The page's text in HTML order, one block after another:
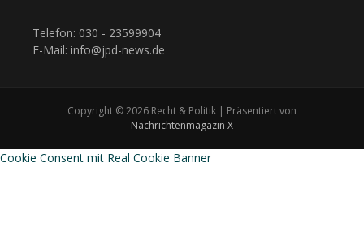
Telefon: 030 - 23599904
E-Mail: info@jpd-news.de
Copyright © 2026 Recht & Politik | Präsentiert von
Nachrichtenmagazin X
Cookie Consent mit Real Cookie Banner